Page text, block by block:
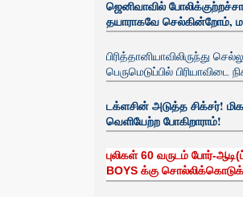
ஜெனிவாவில்
தயாராகவே செல்கின்றோம்,
பிரித்தானியாவிலிருந்து
பெருமெடுப்பில் பிரியாவிடை
டக்ளசின் அடுத்த சிக்சர்!
வெளியேற்ற போகிறாராம்!
புலிகள் 60 வருடம் போர்-
BOYS க்கு